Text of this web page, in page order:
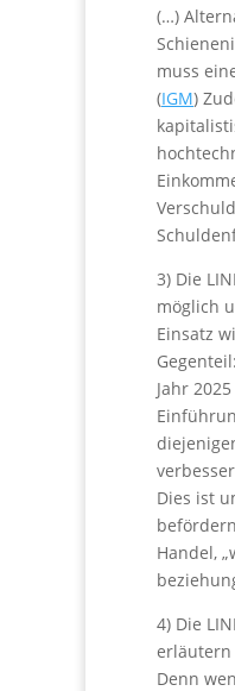
(…)
muss
(IGM)
3) Die
möglich
Einsatz
Jahr
Dies ist
Handel,
4) Die
erläutern
Denn